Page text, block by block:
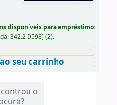
disponíveis para empréstimo:
342.2 D598] (2).
seu carrinho
o